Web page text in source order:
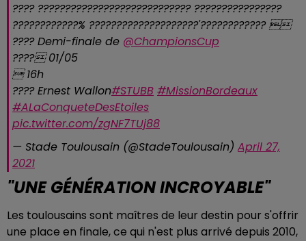
???? ???????????????????????????? ????????????????
????????????% ????????????????????'???????????? 
???? Demi-finale de @ChampionsCup
???? 01/05
 16h
???? Ernest Wallon#STUBB #MissionBordeaux
#ALaConqueteDesEtoiles
pic.twitter.com/zgNF7TUj88
— Stade Toulousain (@StadeToulousain) April 27,
2021
"UNE GÉNÉRATION INCROYABLE"
Les toulousains sont maîtres de leur destin pour s'offrir
une place en finale, ce qui n'est plus arrivé depuis 2010,